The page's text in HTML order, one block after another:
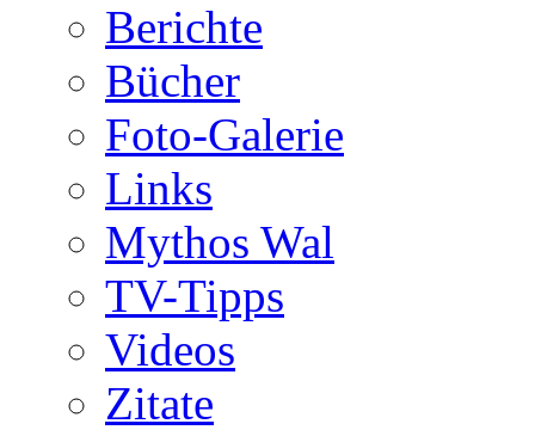
Berichte
Bücher
Foto-Galerie
Links
Mythos Wal
TV-Tipps
Videos
Zitate